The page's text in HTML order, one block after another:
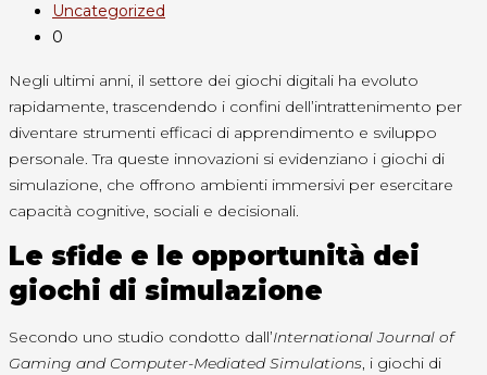
Uncategorized
0
Negli ultimi anni, il settore dei giochi digitali ha evoluto
rapidamente, trascendendo i confini dell’intrattenimento per
diventare strumenti efficaci di apprendimento e sviluppo
personale. Tra queste innovazioni si evidenziano i giochi di
simulazione, che offrono ambienti immersivi per esercitare
capacità cognitive, sociali e decisionali.
Le sfide e le opportunità dei
giochi di simulazione
Secondo uno studio condotto dall’International Journal of
Gaming and Computer-Mediated Simulations, i giochi di